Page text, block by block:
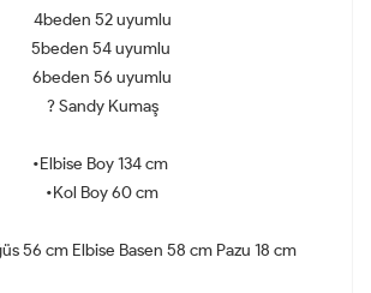
4beden 52 uyumlu
5beden 54 uyumlu
6beden 56 uyumlu
? Sandy Kumaş
•Elbise Boy 134 cm
•Kol Boy 60 cm
56 cm Elbise Basen 58 cm Pazu 18 cm